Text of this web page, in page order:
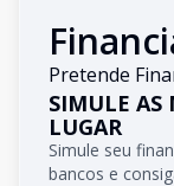
Pretende
SIMULE AS
LUGAR
Simule seu
bancos e